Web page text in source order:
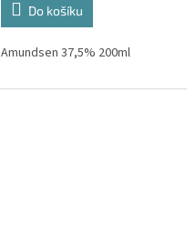
Do košíku
Amundsen 37,5% 200ml